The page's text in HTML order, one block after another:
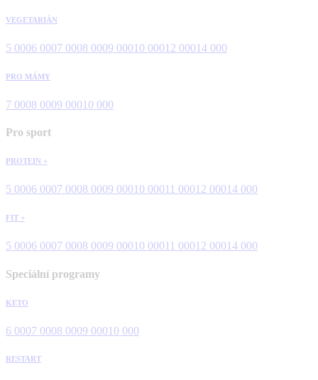
VEGETARIÁN
5 0006 0007 0008 0009 00010 00012 00014 000
PRO MÁMY
7 0008 0009 00010 000
Pro sport
PROTEIN +
5 0006 0007 0008 0009 00010 00011 00012 00014 000
FIT +
5 0006 0007 0008 0009 00010 00011 00012 00014 000
Speciální programy
KETO
6 0007 0008 0009 00010 000
RESTART